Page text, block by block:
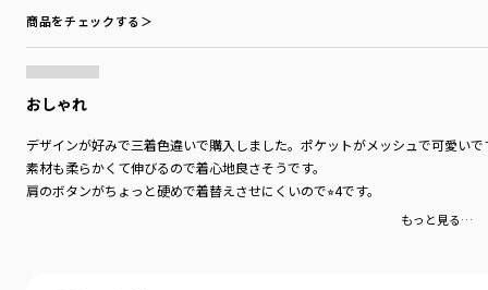
商品をチェックする＞
おしゃれ
デザインが好みで三着色違いで購入しました。ポケットがメッシュで可愛いで
素材も柔らかくて伸びるので着心地良さそうです。
肩のボタンがちょっと硬めで着替えさせにくいので⭐︎4です。
もっと見る…